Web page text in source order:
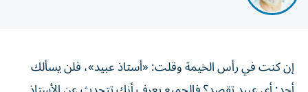
إن كنت في رأس الخيمة وقلت: «أستاذ عبيد»، فلن يسألك